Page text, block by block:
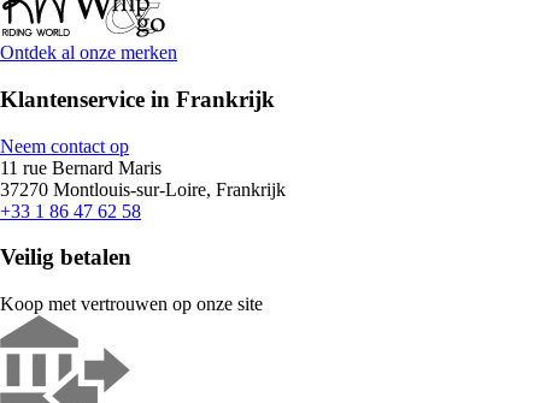
Ontdek al onze merken
Klantenservice in Frankrijk
Neem contact op
11 rue Bernard Maris
37270 Montlouis-sur-Loire, Frankrijk
+33 1 86 47 62 58
Veilig betalen
Koop met vertrouwen op onze site